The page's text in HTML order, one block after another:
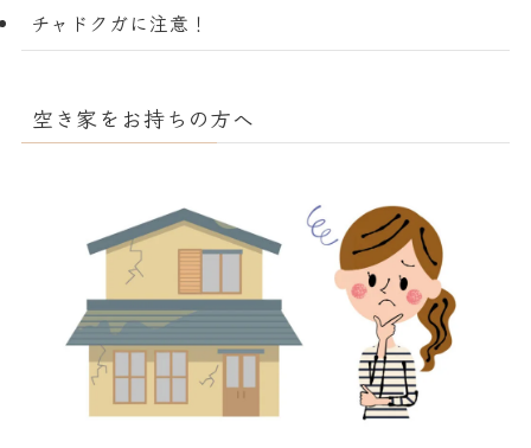
チャドクガに注意！
空き家をお持ちの方へ